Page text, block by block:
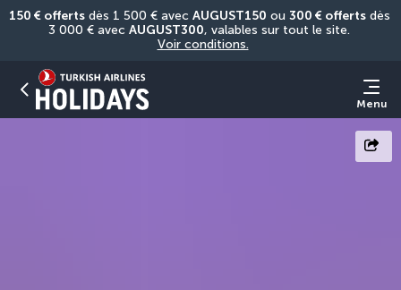
150 € offerts dès 1 500 € avec AUGUST150 ou 300 € offerts dès
3 000 € avec AUGUST300
Voir conditions.
Menu